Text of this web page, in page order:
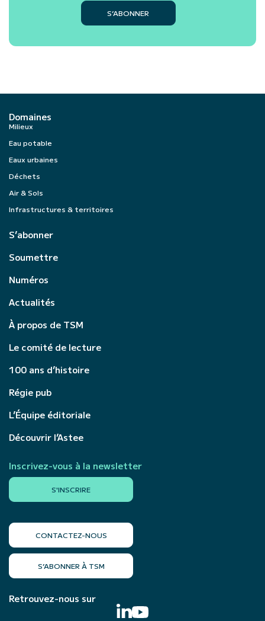
S’ABONNER
Domaines
Milieux
Eau potable
Eaux urbaines
Déchets
Air & Sols
Infrastructures & territoires
S’abonner
Soumettre
Numéros
Actualités
À propos de TSM
Le comité de lecture
100 ans d’histoire
Régie pub
L’Équipe éditoriale
Découvrir l’Astee
Inscrivez-vous à la newsletter
S'INSCRIRE
CONTACTEZ-NOUS
S’ABONNER À TSM
Retrouvez-nous sur